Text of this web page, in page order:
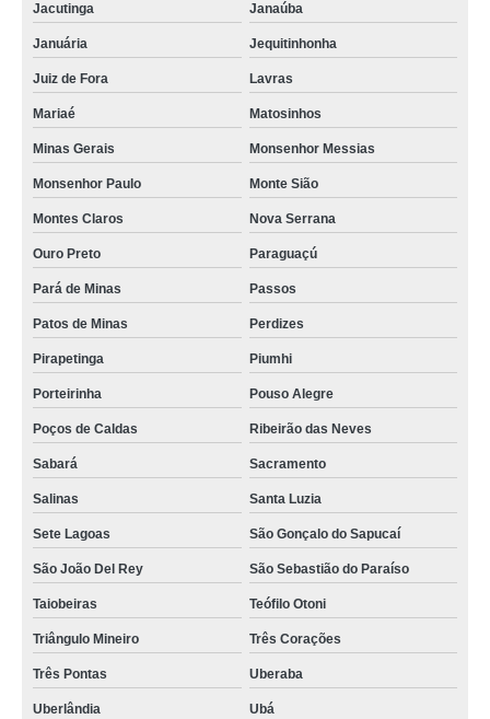
Jacutinga Janaúba
Januária Jequitinhonha
Juiz de Fora Lavras
Mariaé Matosinhos
Minas Gerais Monsenhor Messias
Monsenhor Paulo Monte Sião
Montes Claros Nova Serrana
Ouro Preto Paraguaçú
Pará de Minas Passos
Patos de Minas Perdizes
Pirapetinga Piumhi
Porteirinha Pouso Alegre
Poços de Caldas Ribeirão das Neves
Sabará Sacramento
Salinas Santa Luzia
Sete Lagoas São Gonçalo do Sapucaí
São João Del Rey São Sebastião do Paraíso
Taiobeiras Teófilo Otoni
Triângulo Mineiro Três Corações
Três Pontas Uberaba
Uberlândia Ubá